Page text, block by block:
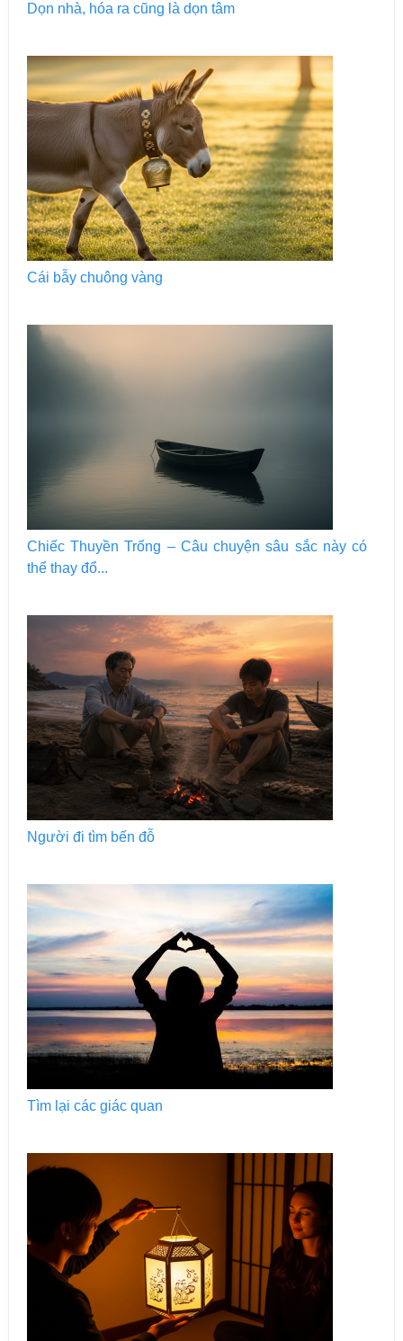
Dọn nhà, hóa ra cũng là dọn tâm
Cái bẫy chuông vàng
Chiếc Thuyền Trống – Câu chuyện sâu sắc này có
thể thay đổ...
Người đi tìm bến đỗ
Tìm lại các giác quan